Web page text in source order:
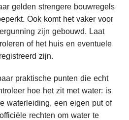
gelden strengere bouwregels
Ook komt het vaker voor
zijn gebouwd. Laat
of het huis en eventuele
zijn.
praktische punten die echt
hoe het zit met water: is
waterleiding, een eigen put of
rechten om water te